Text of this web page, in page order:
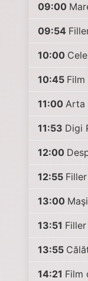
09:00
09:54
10:00
10:45
11:00 Arta
11:53 Digi
12:00
12:55
13:00
13:51
13:55
14:21 Film